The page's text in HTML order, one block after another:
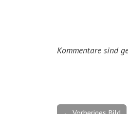
Kommentare sind